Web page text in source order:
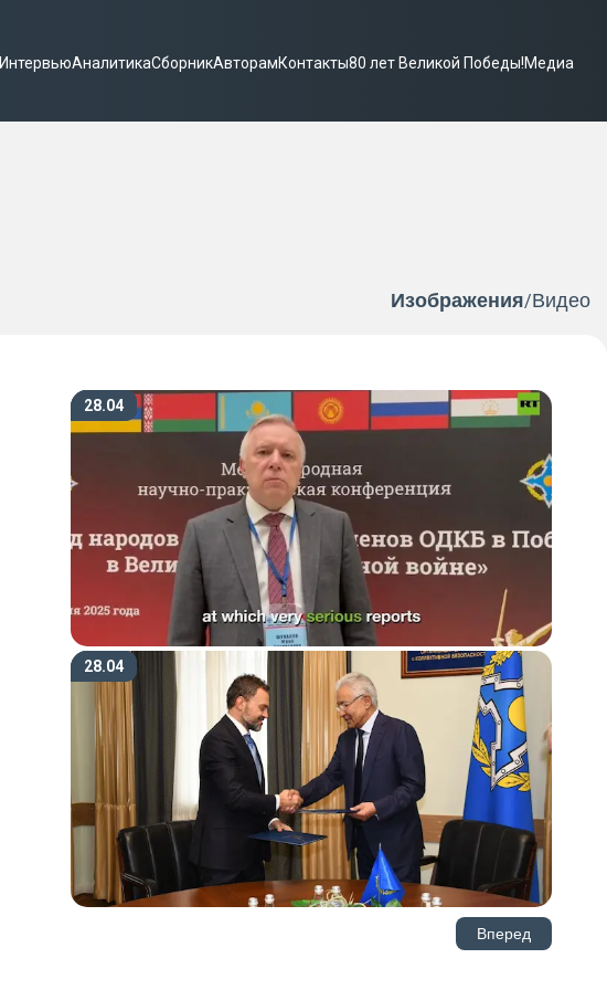
ИнтервьюАналитикаСборникАвторамКонтакты80 лет Великой Победы!Медиа
Изображения/Видео
28.04
28.04
Вперед